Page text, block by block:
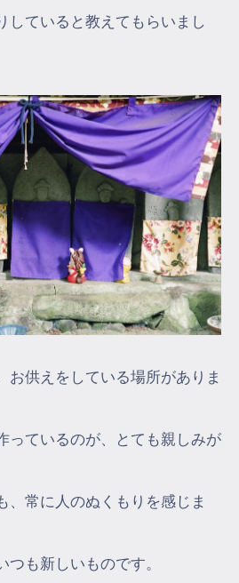
していると教えてもらいまし
お供えをしている場所がありま
っているのが、とても親しみが
、常に人のぬくもりを感じま
も新しいものです。